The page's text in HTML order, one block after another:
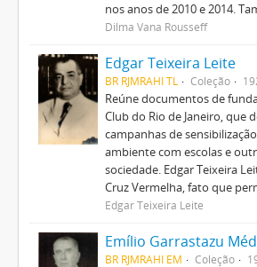
nos anos de 2010 e 2014.
Dilma Vana Rousseff
Edgar Teixeira Leite
BR RJMRAHI TL Coleção
Reúne documentos de
Club do Rio de Janeiro, que
campanhas de
ambiente com escolas e
sociedade. Edgar Teixeira
Cruz Vermelha, fato que
Edgar Teixeira Leite
Emílio Garrastazu
BR RJMRAHI EM Coleção